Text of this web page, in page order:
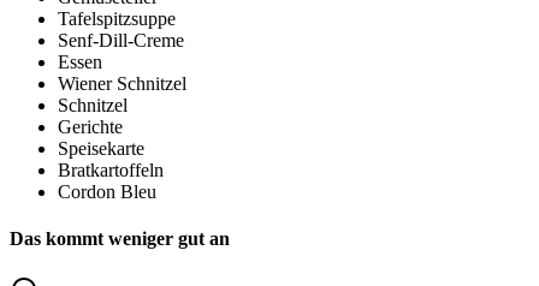
Tafelspitzsuppe
Senf-Dill-Creme
Essen
Wiener Schnitzel
Schnitzel
Gerichte
Speisekarte
Bratkartoffeln
Cordon Bleu
Das kommt weniger gut an